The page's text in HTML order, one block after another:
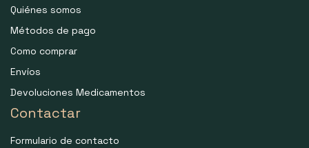
Quiénes somos
Métodos de pago
Como comprar
Envíos
Devoluciones Medicamentos
Contactar
Formulario de contacto